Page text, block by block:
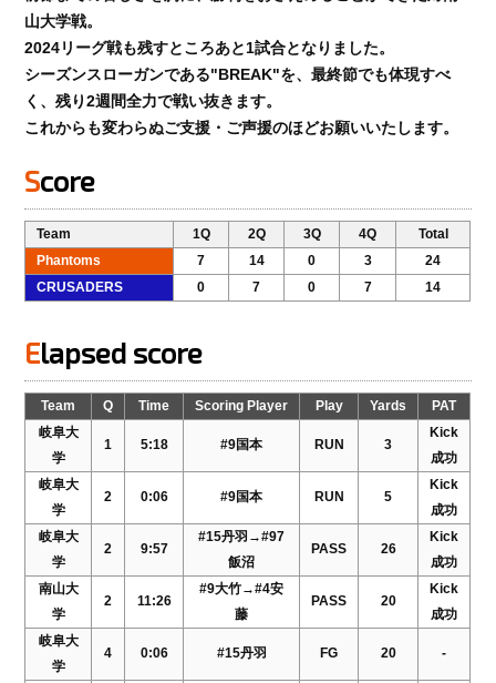
山大学戦。
2024リーグ戦も残すところあと1試合となりました。
シーズンスローガンである"BREAK"を、最終節でも体現すべ
く、残り2週間全力で戦い抜きます。
これからも変わらぬご支援・ご声援のほどお願いいたします。
Score
Team 1Q 2Q 3Q 4Q
Total
Phantoms
7 14 0 3
24
CRUSADERS
0 7 0 7 14
Elapsed score
Team Q Time Scoring Player Play Yards
PAT
岐阜大
学
1 5:18 #9国本 RUN 3
Kick
成功
岐阜大
学
2 0:06 #9国本 RUN 5
Kick
成功
岐阜大
学
2 9:57
#15丹羽→#97
飯沼
PASS 26
Kick
成功
南山大
学
2 11:26
#9大竹→#4安
藤
PASS 20
Kick
成功
岐阜大
学
4 0:06 #15丹羽 FG 20 -